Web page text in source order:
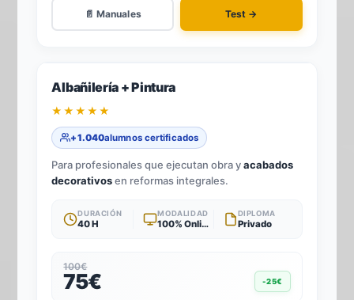
📄 Manuales Test →
2 TÍTULOS · 1 TEST
Albañilería + Pintura
★★★★★
+1.040alumnos certificados
Para profesionales que ejecutan obra yacabados
decorativosen reformas integrales.
DURACIÓN
40 H
MODALIDAD
100% Online
DIPLOMA
Privado
100€
75€ -25€